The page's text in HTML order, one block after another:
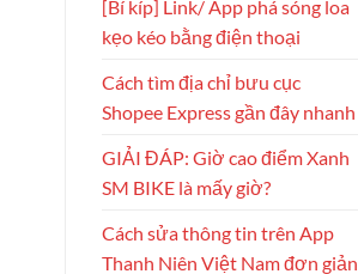
[Bí kíp] Link/ App phá sóng loa
kẹo kéo bằng điện thoại
Cách tìm địa chỉ bưu cục
Shopee Express gần đây nhanh
GIẢI ĐÁP: Giờ cao điểm Xanh
SM BIKE là mấy giờ?
Cách sửa thông tin trên App
Thanh Niên Việt Nam đơn giản